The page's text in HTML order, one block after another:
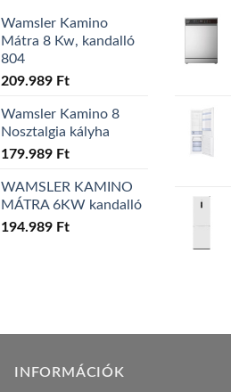
Wamsler Kamino
Mátra 8 Kw, kandalló
804
209.989 Ft
Wamsler Kamino 8
Nosztalgia kályha
179.989 Ft
WAMSLER KAMINO
MÁTRA 6KW kandalló
194.989 Ft
INFORMÁCIÓK